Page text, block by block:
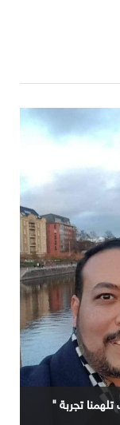
تجربة "